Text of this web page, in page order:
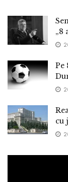
„8
Pe
cu